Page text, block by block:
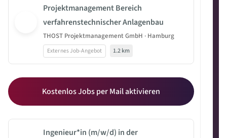
Projektmanagement Bereich
verfahrenstechnischer Anlagenbau
THOST Projektmanagement GmbH · Hamburg
Externes Job-Angebot 1.2 km
Kostenlos Jobs per Mail aktivieren
Ingenieur*in (m/w/d) in der